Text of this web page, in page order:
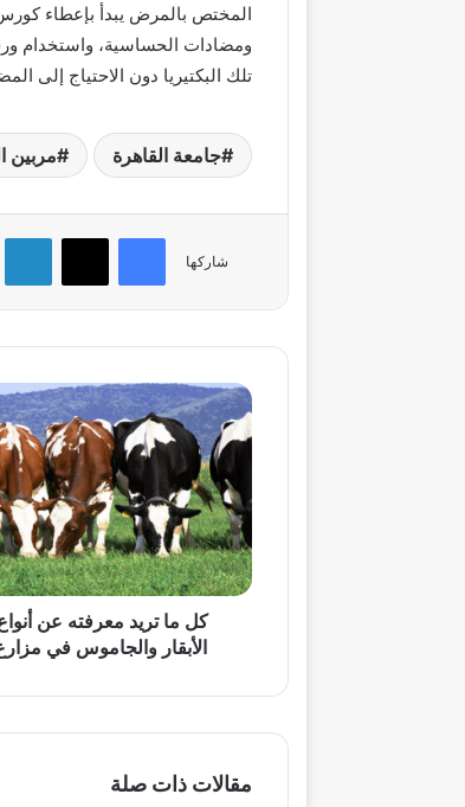
المختص بالمرض يبدأ بإعطاء
ومضادات الحساسية، واستخدام
تلك البكتيريا دون الاحتياج إلى
جامعة القاهرة مربين
شاركها
فيسبوك ‫X
كل
ما
تريد
معرفته
عن
أنواع
سلالات
الأبقار
والجاموس
كل ما تريد معرفته عن
الأبقار والجاموس في
مقالات ذات صلة